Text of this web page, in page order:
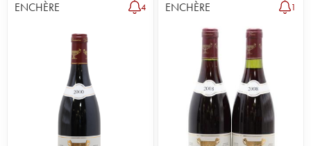
ENCHÈRE 4 ENCHÈRE 1